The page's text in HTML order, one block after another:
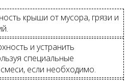
крыши от мусора, грязи и
и устранить
специальные
если необходимо.